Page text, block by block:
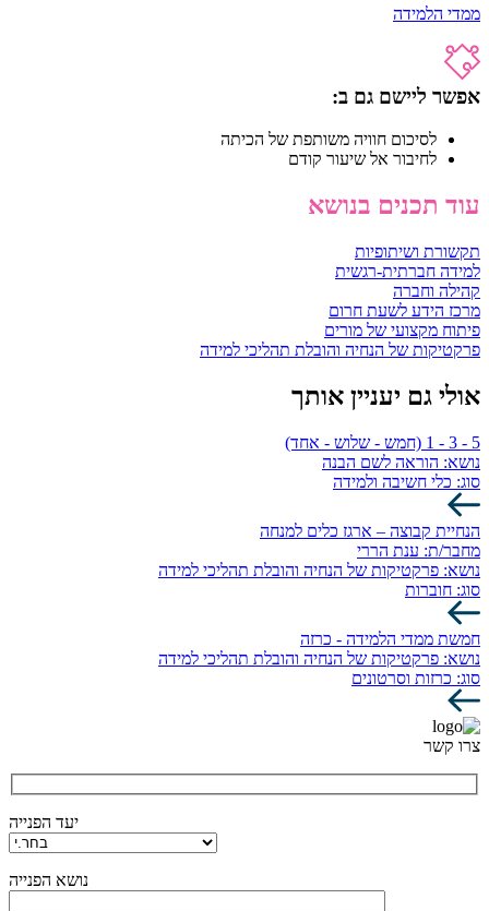
ממדי הלמידה
אפשר ליישם גם ב:
לסיכום חוויה משותפת של הכיתה
לחיבור אל שיעור קודם
עוד תכנים בנושא
תקשורת ושיתופיות
למידה חברתית-רגשית
קהילה וחברה
מרכז הידע לשעת חרום
פיתוח מקצועי של מורים
פרקטיקות של הנחיה והובלת תהליכי למידה
אולי גם יעניין אותך
5 - 3 - 1 (חמש - שלוש - אחד)
נושא: הוראה לשם הבנה
סוג: כלי חשיבה ולמידה
הנחיית קבוצה – ארגז כלים למנחה
מחבר/ת: ענת הררי
נושא: פרקטיקות של הנחיה והובלת תהליכי למידה
סוג: חוברות
חמשת ממדי הלמידה - כרזה
נושא: פרקטיקות של הנחיה והובלת תהליכי למידה
סוג: כרזות וסרטונים
צרו קשר
יעד הפנייה
נושא הפנייה